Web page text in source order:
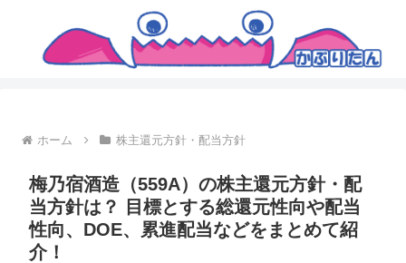
ホーム 株主還元方針・配当方針
梅乃宿酒造（559A）の株主還元方針・配
当方針は？ 目標とする総還元性向や配当
性向、DOE、累進配当などをまとめて紹
介！